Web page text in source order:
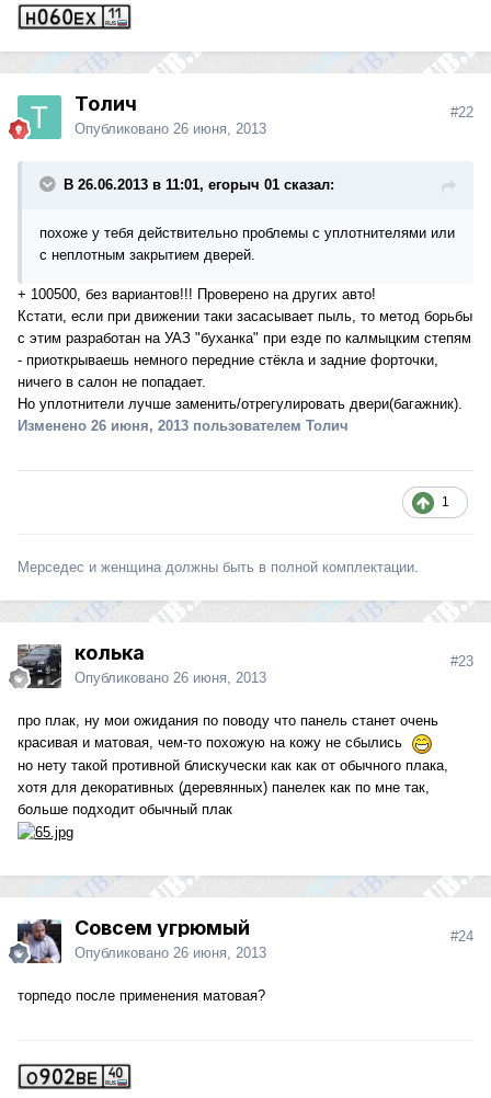
Толич
Опубликовано 26 июня, 2013
#22
В 26.06.2013 в 11:01, егорыч 01 сказал:
похоже у тебя действительно проблемы с уплотнителями или
с неплотным закрытием дверей.
+ 100500, без вариантов!!! Проверено на других авто!
Кстати, если при движении таки засасывает пыль, то метод борьбы
с этим разработан на УАЗ "буханка" при езде по калмыцким степям
- приоткрываешь немного передние стёкла и задние форточки,
ничего в салон не попадает.
Но уплотнители лучше заменить/отрегулировать двери(багажник).
Изменено 26 июня, 2013 пользователем Толич
1
Мерседес и женщина должны быть в полной комплектации.
колька
Опубликовано 26 июня, 2013
#23
про плак, ну мои ожидания по поводу что панель станет очень
красивая и матовая, чем-то похожую на кожу не сбылись
но нету такой противной блискучески как как от обычного плака,
хотя для декоративных (деревянных) панелек как по мне так,
больше подходит обычный плак
Совсем угрюмый
Опубликовано 26 июня, 2013
#24
торпедо после применения матовая?